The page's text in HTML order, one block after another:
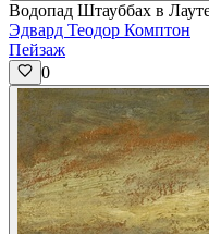
Водопад Штауббах в
Эдвард Теодор Комптон
Пейзаж
0